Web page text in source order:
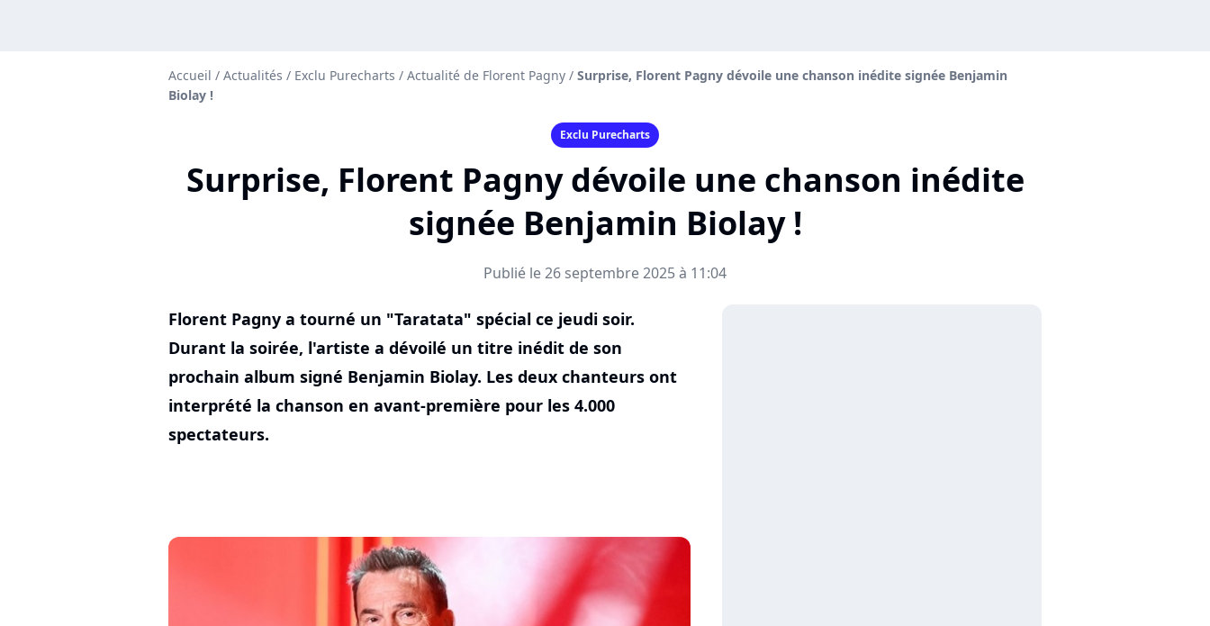
Accueil / Actualités / Exclu Purecharts / Actualité de Florent Pagny / Surprise, Florent Pagny dévoile une chanson inédite signée Benjamin
Biolay !
Exclu Purecharts
Surprise, Florent Pagny dévoile une chanson inédite
signée Benjamin Biolay !
Publié le 26 septembre 2025 à 11:04
Florent Pagny a tourné un "Taratata" spécial ce jeudi soir.
Durant la soirée, l'artiste a dévoilé un titre inédit de son
prochain album signé Benjamin Biolay. Les deux chanteurs ont
interprété la chanson en avant-première pour les 4.000
spectateurs.